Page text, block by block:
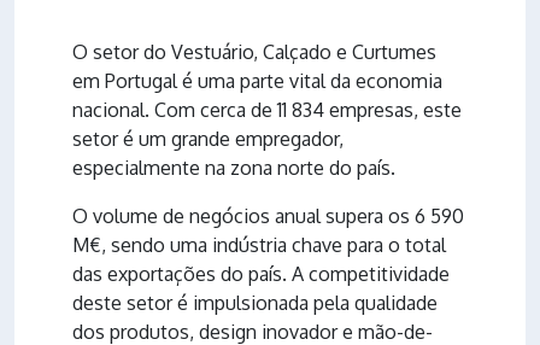
O setor do Vestuário, Calçado e Curtumes
em Portugal é uma parte vital da economia
nacional. Com cerca de 11 834 empresas, este
setor é um grande empregador,
especialmente na zona norte do país.
O volume de negócios anual supera os 6 590
M€, sendo uma indústria chave para o total
das exportações do país. A competitividade
deste setor é impulsionada pela qualidade
dos produtos, design inovador e mão-de-